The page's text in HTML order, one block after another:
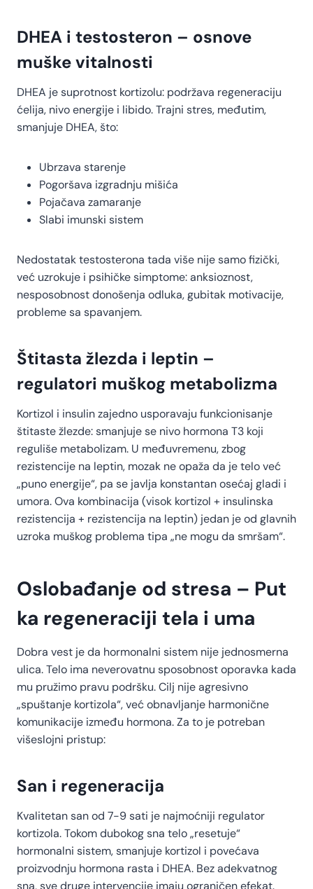
DHEA i testosteron – osnove
muške vitalnosti
DHEA je suprotnost kortizolu: podržava regeneraciju
ćelija, nivo energije i libido. Trajni stres, međutim,
smanjuje DHEA, što:
Ubrzava starenje
Pogoršava izgradnju mišića
Pojačava zamaranje
Slabi imunski sistem
Nedostatak testosterona tada više nije samo fizički,
već uzrokuje i psihičke simptome: anksioznost,
nesposobnost donošenja odluka, gubitak motivacije,
probleme sa spavanjem.
Štitasta žlezda i leptin –
regulatori muškog metabolizma
Kortizol i insulin zajedno usporavaju funkcionisanje
štitaste žlezde: smanjuje se nivo hormona T3 koji
reguliše metabolizam. U međuvremenu, zbog
rezistencije na leptin, mozak ne opaža da je telo već
„puno energije“, pa se javlja konstantan osećaj gladi i
umora. Ova kombinacija (visok kortizol + insulinska
rezistencija + rezistencija na leptin) jedan je od glavnih
uzroka muškog problema tipa „ne mogu da smršam“.
Oslobađanje od stresa – Put
ka regeneraciji tela i uma
Dobra vest je da hormonalni sistem nije jednosmerna
ulica. Telo ima neverovatnu sposobnost oporavka kada
mu pružimo pravu podršku. Cilj nije agresivno
„spuštanje kortizola“, već obnavljanje harmonične
komunikacije između hormona. Za to je potreban
višeslojni pristup:
San i regeneracija
Kvalitetan san od 7-9 sati je najmoćniji regulator
kortizola. Tokom dubokog sna telo „resetuje“
hormonalni sistem, smanjuje kortizol i povećava
proizvodnju hormona rasta i DHEA. Bez adekvatnog
sna, sve druge intervencije imaju ograničen efekat.